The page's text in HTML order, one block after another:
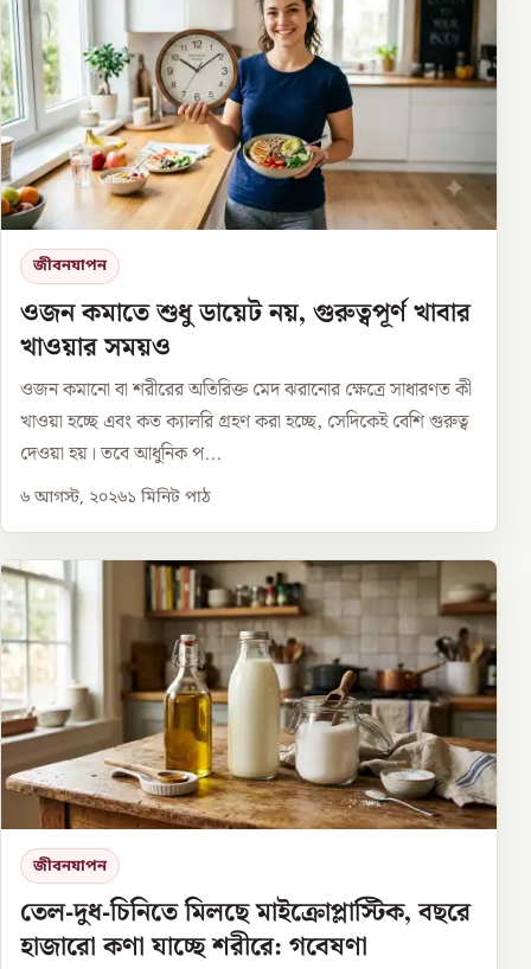
জীবনযাপন
ওজন কমাতে শুধু ডায়েট নয়, গুরুত্বপূর্ণ খাবার
খাওয়ার সময়ও
ওজন কমানো বা শরীরের অতিরিক্ত মেদ ঝরানোর ক্ষেত্রে সাধারণত কী
খাওয়া হচ্ছে এবং কত ক্যালরি গ্রহণ করা হচ্ছে, সেদিকেই বেশি গুরুত্ব
দেওয়া হয়। তবে আধুনিক প...
৬ আগস্ট, ২০২৬১ মিনিট পাঠ
জীবনযাপন
তেল-দুধ-চিনিতে মিলছে মাইক্রোপ্লাস্টিক, বছরে
হাজারো কণা যাচ্ছে শরীরে: গবেষণা